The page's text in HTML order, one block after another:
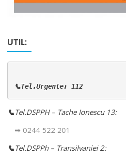
UTIL:
📞Tel.Urgente: 112
📞Tel.DSPPH – Tache Ionescu 13:
➡ 0244 522 201
📞Tel.DSPPh – Transilvaniei 2: